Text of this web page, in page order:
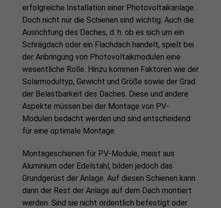
erfolgreiche Installation einer Photovoltaikanlage.
Doch nicht nur die Schienen sind wichtig: Auch die
Ausrichtung des Daches, d. h. ob es sich um ein
Schrägdach oder ein Flachdach handelt, spielt bei
der Anbringung von Photovoltaikmodulen eine
wesentliche Rolle. Hinzu kommen Faktoren wie der
Solarmodultyp, Gewicht und Größe sowie der Grad
der Belastbarkeit des Daches. Diese und andere
Aspekte müssen bei der Montage von PV-
Modulen bedacht werden und sind entscheidend
für eine optimale Montage.
Montageschienen für PV-Module, meist aus
Aluminium oder Edelstahl, bilden jedoch das
Grundgerüst der Anlage. Auf diesen Schienen kann
dann der Rest der Anlage auf dem Dach montiert
werden. Sind sie nicht ordentlich befestigt oder